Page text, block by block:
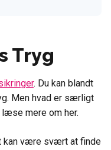
Tryg
. Du kan blandt
Men hvad er særligt
mere om her.
kan være svært at finde